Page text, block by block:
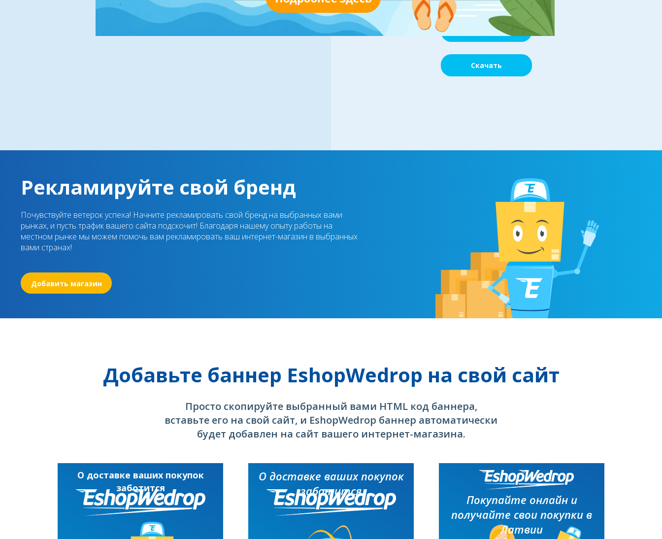
Начать
Начать
Скачать
Рекламируйте свой бренд
Почувствуйте ветерок успеха! Начните рекламировать свой бренд на выбранных вами
рынках, и пусть трафик вашего сайта подскочит! Благодаря нашему опыту работы на
местном рынке мы можем помочь вам рекламировать ваш интернет-магазин в выбранных
вами странах!
Добавить магазин
Добавьте баннер EshopWedrop на свой сайт
Просто скопируйте выбранный вами HTML код баннера,
вставьте его на свой сайт, и EshopWedrop баннер автоматически
будет добавлен на сайт вашего интернет-магазина.
О доставке ваших покупок
заботится
О доставке ваших покупок
заботится
Покупайте онлайн и
получайте свои покупки в
Латвии